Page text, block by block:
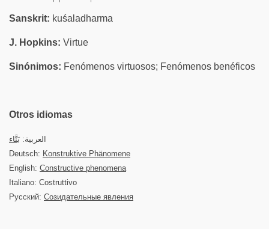
Sanskrit: kuśaladharma
J. Hopkins: Virtue
Sinónimos: Fenómenos virtuosos; Fenómenos benéficos
Otros idiomas
العربية: بَنَّاء
Deutsch: Konstruktive Phänomene
English: Constructive phenomena
Italiano: Costruttivo
Русский: Созидательные явления